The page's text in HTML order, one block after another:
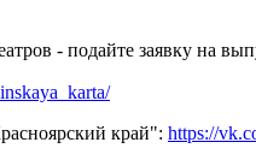
- подайте заявку на
край": https://